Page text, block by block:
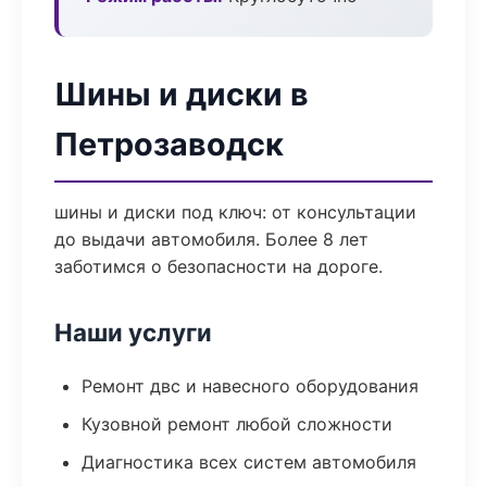
Шины и диски в
Петрозаводск
шины и диски под ключ: от консультации
до выдачи автомобиля. Более 8 лет
заботимся о безопасности на дороге.
Наши услуги
Ремонт двс и навесного оборудования
Кузовной ремонт любой сложности
Диагностика всех систем автомобиля